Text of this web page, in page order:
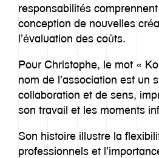
responsabilités
conception de nouvelles
l’évaluation des coûts.
Pour Christophe, le mot «
nom de l’association est un
collaboration et de sens,
son travail et les moments
Son histoire illustre la
professionnels et